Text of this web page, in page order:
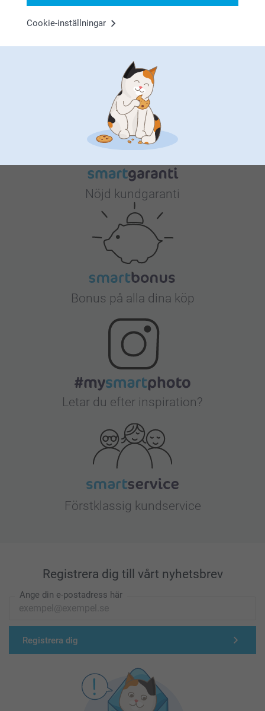
Cookie-inställningar
om.
smartphoto
Nöjd kundgaranti
Bonus på alla dina köp
Letar du efter inspiration?
Förstklassig kundservice
Registrera dig till vårt nyhetsbrev
Ange din e-postadress här
Registrera dig